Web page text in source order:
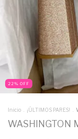
22 % OFF
Inicio ¡ÚLTIMOS PARES!
WASHINGTON